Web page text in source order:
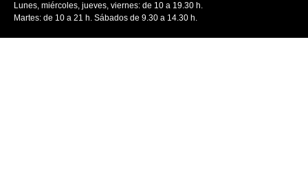
Lunes, miércoles, jueves, viernes: de 10 a 19.30 h.
Martes: de 10 a 21 h. Sábados de 9.30 a 14.30 h.